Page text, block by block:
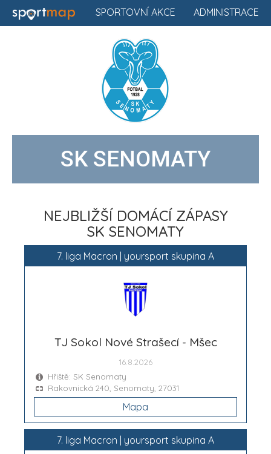
ADMINISTRACE
SPORTOVNÍ AKCE
SK SENOMATY
NEJBLIŽŠÍ DOMÁCÍ ZÁPASY
SK SENOMATY
7. liga Macron | yoursport skupina A
TJ Sokol Nové Strašecí - Mšec
16.8.2026
Hřiště: SK Senomaty
Rakovnická 240, Senomaty, 27031
Mapa
7. liga Macron | yoursport skupina A